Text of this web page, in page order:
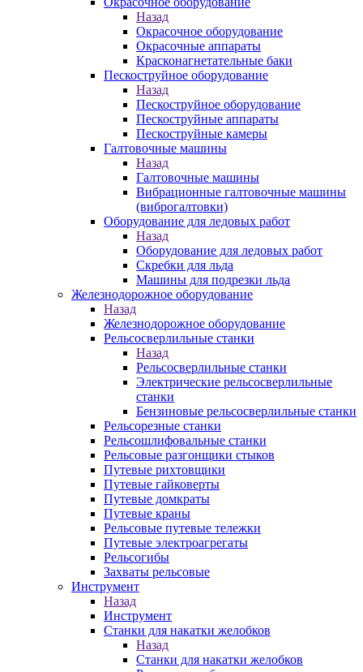
Назад
Окрасочное оборудование
Окрасочные аппараты
Красконагнетательные баки
Пескоструйное оборудование
Назад
Пескоструйное оборудование
Пескоструйные аппараты
Пескоструйные камеры
Галтовочные машины
Назад
Галтовочные машины
Вибрационные галтовочные машины
(виброгалтовки)
Оборудование для ледовых работ
Назад
Оборудование для ледовых работ
Скребки для льда
Машины для подрезки льда
Железнодорожное оборудование
Назад
Железнодорожное оборудование
Рельсосверлильные станки
Назад
Рельсосверлильные станки
Электрические рельсосверлильные
станки
Бензиновые рельсосверлильные станки
Рельсорезные станки
Рельсошлифовальные станки
Рельсовые разгонщики стыков
Путевые рихтовщики
Путевые гайковерты
Путевые домкраты
Путевые краны
Рельсовые путевые тележки
Путевые электроагрегаты
Рельсогибы
Захваты рельсовые
Инструмент
Назад
Инструмент
Станки для накатки желобков
Назад
Станки для накатки желобков